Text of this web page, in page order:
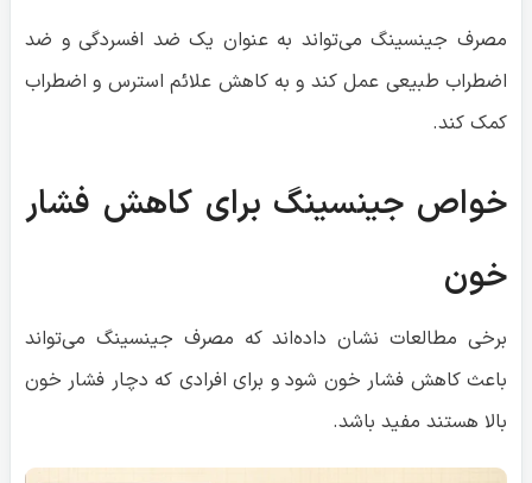
مصرف جینسینگ می‌تواند به عنوان یک ضد افسردگی و ضد
اضطراب طبیعی عمل کند و به کاهش علائم استرس و اضطراب
کمک کند.
خواص جینسینگ برای کاهش فشار
خون
برخی مطالعات نشان داده‌اند که مصرف جینسینگ می‌تواند
باعث کاهش فشار خون شود و برای افرادی که دچار فشار خون
بالا هستند مفید باشد.